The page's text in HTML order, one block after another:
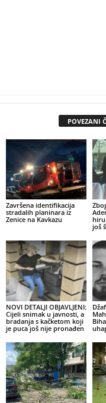
POVEZANI
Završena identifikacija
stradalih planinara iz
Zenice na Kavkazu
još
NOVI DETALJI OBJAVLJENI:
Cijeli snimak u javnosti, a
bradanja s kačketom koji
je puca još nije pronađen